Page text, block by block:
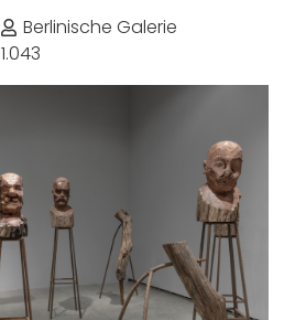
Berlinische Galerie
1.043